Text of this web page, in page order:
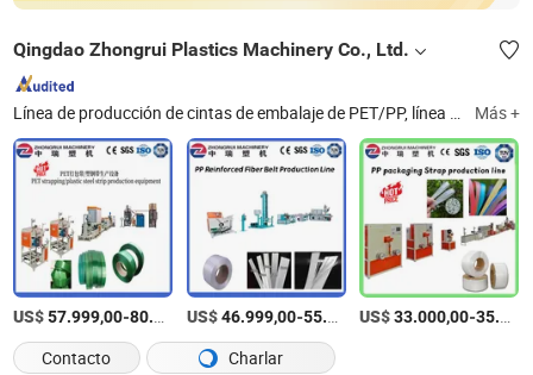
Qingdao Zhongrui Plastics Machinery Co., Ltd.
Línea de producción de cintas de embalaje de PET/PP, línea de producción de cintas de fibra de PP/PE, línea de producción de láminas de PMMA/PS/PC, línea de producción de perfiles plásticos de PP/PE/PVC/WPC, línea de producción de tableros de espuma de PVC/WPC, línea de producción de plantillas de construcción de PP, línea de producción de losas de mármol imitación de PVC, línea de producción de placas co-extruidas de tres capas de PE, línea de producción de mangueras reforzadas de jardín de PVC, línea de producción de tuberías de PVC/PE/HDPE/PPR Más +
US$57.999,00-80.000,00 /Set
US$46.999,00-55.999,00 /Set
US$33.000,00-35.000,00
Contacto Charlar